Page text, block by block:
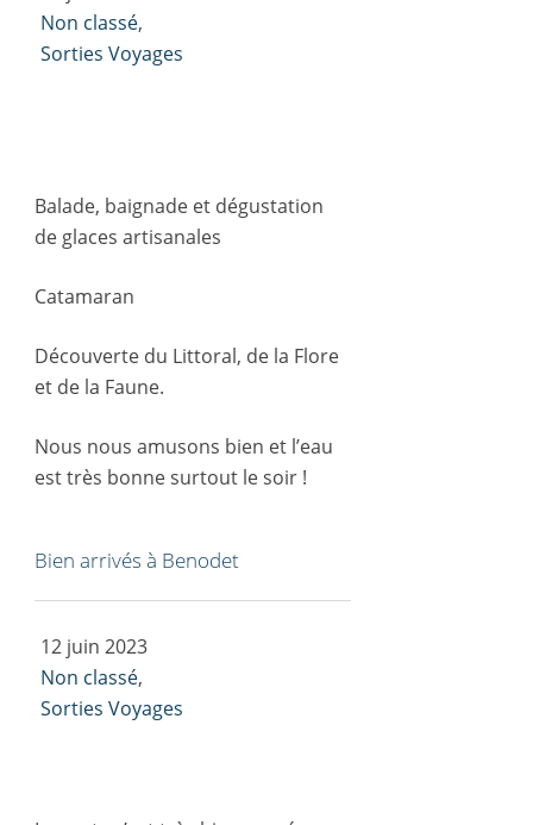
Non classé,
Sorties Voyages
Balade, baignade et dégustation
de glaces artisanales
Catamaran
Découverte du Littoral, de la Flore
et de la Faune.
Nous nous amusons bien et l’eau
est très bonne surtout le soir !
Bien arrivés à Benodet
12 juin 2023
Non classé,
Sorties Voyages